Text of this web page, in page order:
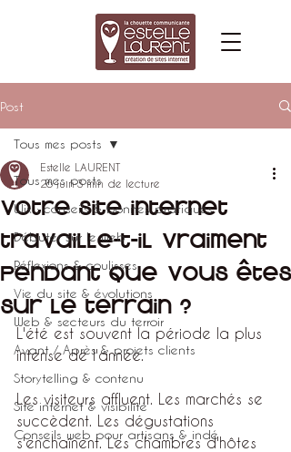
Post
Tous mes posts
Wix : conseils & bonnes pratiques
Débuter sur le web
Réflexions & coulisses
Vie du site & évolutions
Web & secteurs du terroir
Avant / Après & projets clients
Storytelling & contenu
Site internet & visibilité
Conseils web pour artisans & indé
Tous mes posts
Votre site internet
travaille-t-il vraiment
pendant que vous êtes
sur le terrain ?
Estelle LAURENT
26 juin3 min de lecture
L'été est souvent la période la plus
intense de l'année.
Les visiteurs affluent. Les marchés se
succèdent. Les dégustations
s'enchaînent. Les chambres d'hôtes